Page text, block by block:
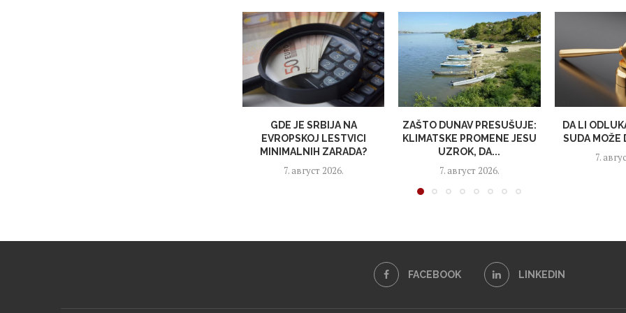
GDE JE SRBIJA NA
EVROPSKOJ LESTVICI
MINIMALNIH ZARADA?
7. август 2026.
ZAŠTO DUNAV PRESUŠUJE:
KLIMATSKE PROMENE JESU
UZROK, DA...
7. август 2026.
DA LI
SUDA MOŽE
7.
FACEBOOK LINKEDIN